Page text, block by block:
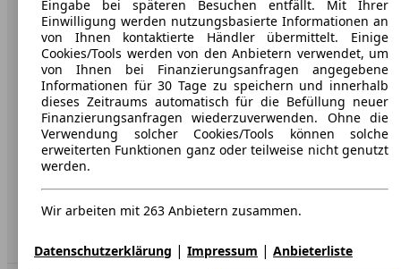
Karriere
Werbung
AGB
Datenschutz
Impressum
Erklärung zur Barrierefreiheit
Service
Eingabe bei späteren Besuchen entfällt. Mit Ihrer
Einwilligung werden nutzungsbasierte Informationen an
von Ihnen kontaktierte Händler übermittelt. Einige
Cookies/Tools werden von den Anbietern verwendet, um
von Ihnen bei Finanzierungsanfragen angegebene
Informationen für 30 Tage zu speichern und innerhalb
dieses Zeitraums automatisch für die Befüllung neuer
Finanzierungsanfragen wiederzuverwenden. Ohne die
Verwendung solcher Cookies/Tools können solche
erweiterten Funktionen ganz oder teilweise nicht genutzt
werden.
Wir arbeiten mit 263 Anbietern zusammen.
Datenschutzerklärung | Impressum | Anbieterliste